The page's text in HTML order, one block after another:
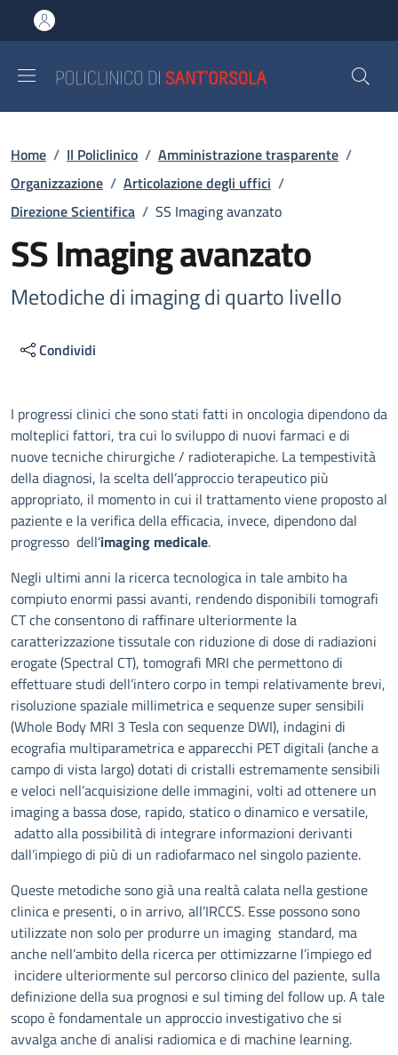
al contenuto principale
to footer content
Briciole di pane
Home / Il Policlinico / Amministrazione trasparente /
Organizzazione / Articolazione degli uffici /
Direzione Scientifica / SS Imaging avanzato
SS Imaging avanzato
Metodiche di imaging di quarto livello
Condividi
Descrizione
I progressi clinici che sono stati fatti in oncologia dipendono da
molteplici fattori, tra cui lo sviluppo di nuovi farmaci e di
nuove tecniche chirurgiche / radioterapiche. La tempestività
della diagnosi, la scelta dell’approccio terapeutico più
appropriato, il momento in cui il trattamento viene proposto al
paziente e la verifica della efficacia, invece, dipendono dal
progresso dell’imaging medicale.
Negli ultimi anni la ricerca tecnologica in tale ambito ha
compiuto enormi passi avanti, rendendo disponibili tomografi
CT che consentono di raffinare ulteriormente la
caratterizzazione tissutale con riduzione di dose di radiazioni
erogate (Spectral CT), tomografi MRI che permettono di
effettuare studi dell’intero corpo in tempi relativamente brevi,
risoluzione spaziale millimetrica e sequenze super sensibili
(Whole Body MRI 3 Tesla con sequenze DWI), indagini di
ecografia multiparametrica e apparecchi PET digitali (anche a
campo di vista largo) dotati di cristalli estremamente sensibili
e veloci nell’acquisizione delle immagini, volti ad ottenere un
imaging a bassa dose, rapido, statico o dinamico e versatile,
adatto alla possibilità di integrare informazioni derivanti
dall’impiego di più di un radiofarmaco nel singolo paziente.
Queste metodiche sono già una realtà calata nella gestione
clinica e presenti, o in arrivo, all’IRCCS. Esse possono sono
utilizzate non solo per produrre un imaging standard, ma
anche nell’ambito della ricerca per ottimizzarne l’impiego ed
incidere ulteriormente sul percorso clinico del paziente, sulla
definizione della sua prognosi e sul timing del follow up. A tale
scopo è fondamentale un approccio investigativo che si
avvalga anche di analisi radiomica e di machine learning.